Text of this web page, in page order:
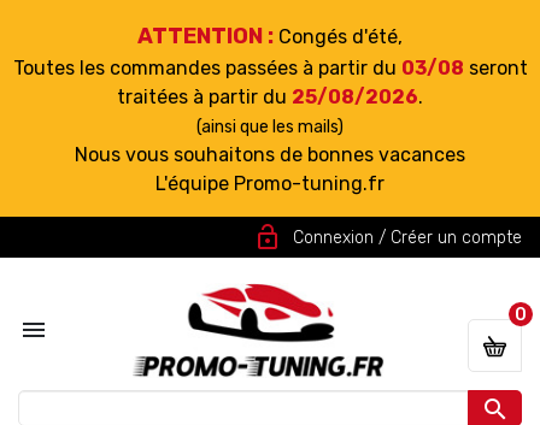
ATTENTION : Congés d'été,
Toutes les commandes passées à partir du 03/08 seront
traitées à partir du 25/08/2026.
(ainsi que les mails)
Nous vous souhaitons de bonnes vacances
L'équipe Promo-tuning.fr
lock_open Connexion / Créer un compte


0